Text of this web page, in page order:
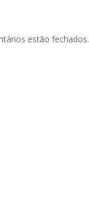
estão fechados.